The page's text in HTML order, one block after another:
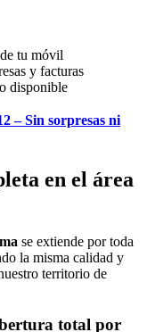
tu móvil
y facturas
disponible
– Sin sorpresas ni
en el área
se extiende por toda
la misma calidad y
territorio de
total por